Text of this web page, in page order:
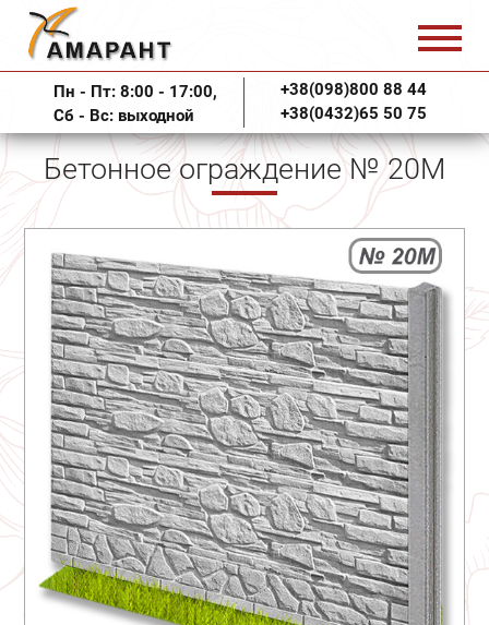
Пн - Пт: 8:00 - 17:00,
Сб - Вс: выходной
+38(098)800 88 44
+38(0432)65 50 75
Бетонное ограждение № 20М